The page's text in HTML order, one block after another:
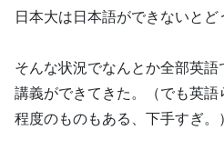
日本大は日本語ができないとど
そんな状況でなんとか全部英語
講義ができてきた。（でも英語
程度のものもある、下手すぎ。